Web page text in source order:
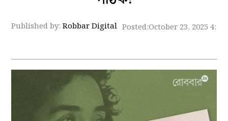
Published by:Robbar Digital Posted:October 23, 2025